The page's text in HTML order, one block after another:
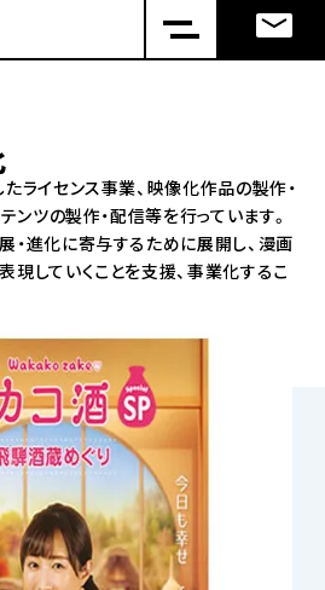
ライセンス事業、映像化作品の製作・
ンツの製作・配信等を行っています。
・進化に寄与するために展開し、漫画
していくことを支援、事業化するこ